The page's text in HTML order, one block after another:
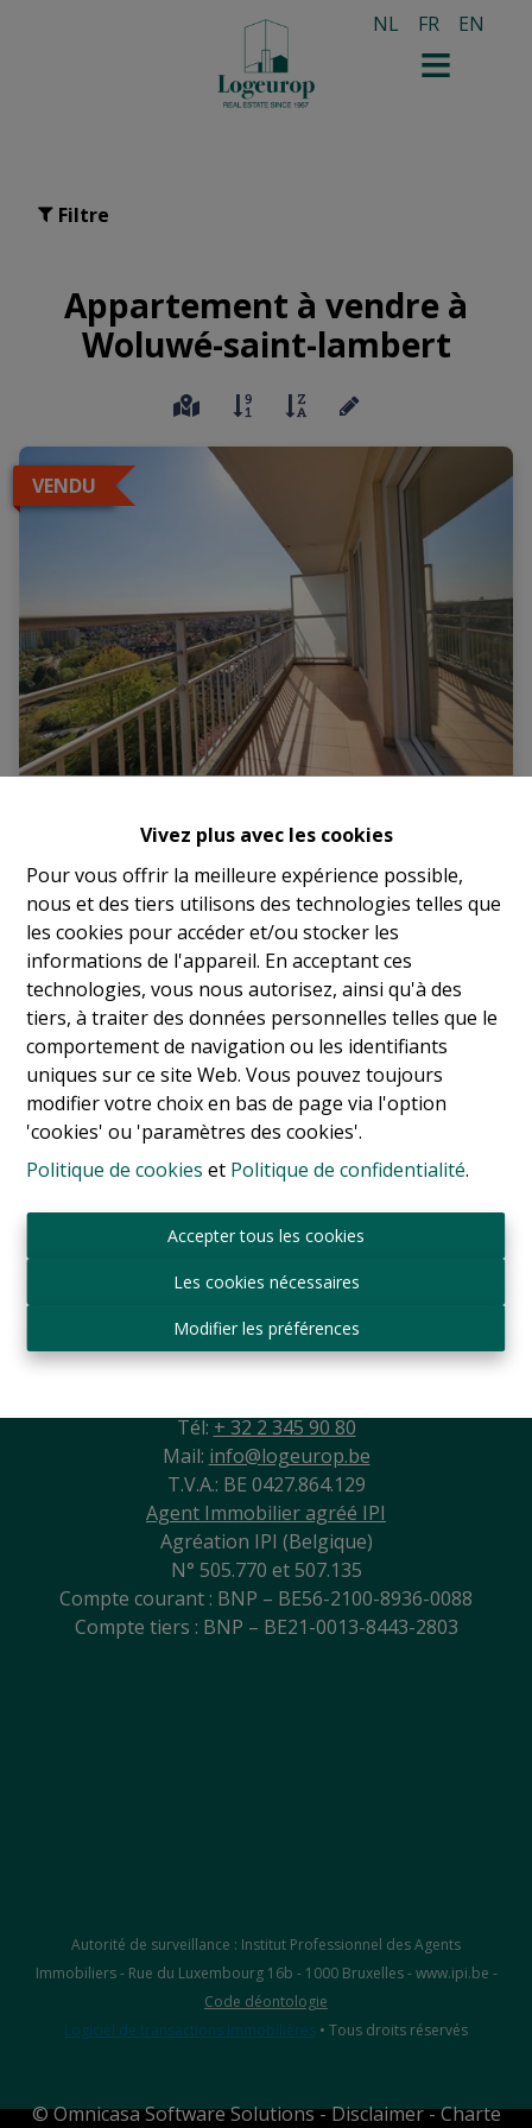
Vivez plus avec les cookies
Pour vous offrir la meilleure expérience possible,
nous et des tiers utilisons des technologies telles que
les cookies pour accéder et/ou stocker les
informations de l'appareil. En acceptant ces
technologies, vous nous autorisez, ainsi qu'à des
tiers, à traiter des données personnelles telles que le
comportement de navigation ou les identifiants
uniques sur ce site Web. Vous pouvez toujours
modifier votre choix en bas de page via l'option
'cookies' ou 'paramètres des cookies'.
Politique de cookies et Politique de confidentialité.
Accepter tous les cookies
Les cookies nécessaires
Modifier les préférences
NL FR EN
Filtre
Appartement à vendre à
Woluwé-saint-lambert
VENDU
1200 Woluwé-Saint-Lambert| Ref: 17842
2 1 83 m²
Sint-Jansbergdreef 2
Tél: + 32 2 345 90 80
Mail: info@logeurop.be
T.V.A.: BE 0427.864.129
Agent Immobilier agréé IPI
Agréation IPI (Belgique)
N° 505.770 et 507.135
Compte courant : BNP – BE56-2100-8936-0088
Compte tiers : BNP – BE21-0013-8443-2803
Autorité de surveillance : Institut Professionnel des Agents
Immobiliers - Rue du Luxembourg 16b - 1000 Bruxelles - www.ipi.be -
Code déontologie
Logiciel de transactions immobilières • Tous droits réservés
©Omnicasa Software Solutions-Disclaimer-Charte